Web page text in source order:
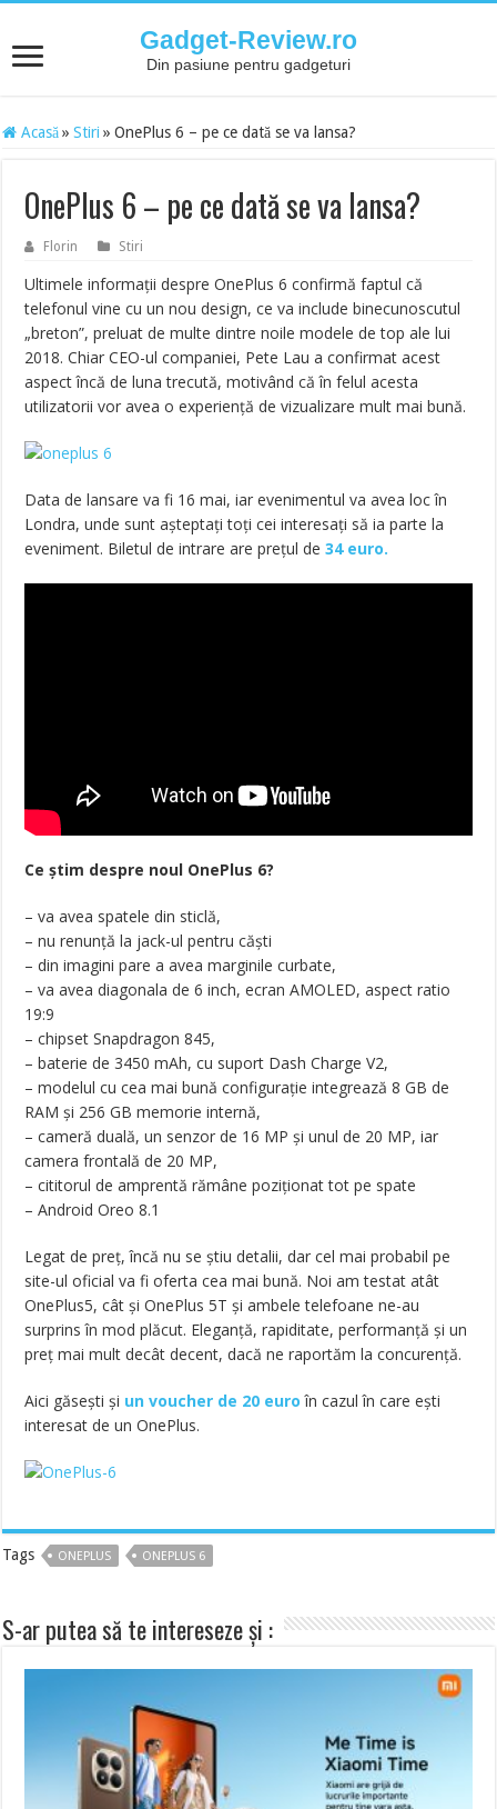
Gadget-Review.ro
Din pasiune pentru gadgeturi
Acasă » Stiri » OnePlus 6 – pe ce dată se va lansa?
OnePlus 6 – pe ce dată se va lansa?
Florin Stiri
Ultimele informații despre OnePlus 6 confirmă faptul că
telefonul vine cu un nou design, ce va include binecunoscutul
„breton”, preluat de multe dintre noile modele de top ale lui
2018. Chiar CEO-ul companiei, Pete Lau a confirmat acest
aspect încă de luna trecută, motivând că în felul acesta
utilizatorii vor avea o experiență de vizualizare mult mai bună.
Data de lansare va fi 16 mai, iar evenimentul va avea loc în
Londra, unde sunt așteptați toți cei interesați să ia parte la
eveniment. Biletul de intrare are prețul de34 euro.
Ce știm despre noul OnePlus 6?
– va avea spatele din sticlă,
– nu renunță la jack-ul pentru căști
– din imagini pare a avea marginile curbate,
– va avea diagonala de 6 inch, ecran AMOLED, aspect ratio
19:9
– chipset Snapdragon 845,
– baterie de 3450 mAh, cu suport Dash Charge V2,
– modelul cu cea mai bună configurație integrează 8 GB de
RAM și 256 GB memorie internă,
– cameră duală, un senzor de 16 MP și unul de 20 MP, iar
camera frontală de 20 MP,
– cititorul de amprentă rămâne poziționat tot pe spate
– Android Oreo 8.1
Legat de preț, încă nu se știu detalii, dar cel mai probabil pe
site-ul oficial va fi oferta cea mai bună. Noi am testat atât
OnePlus5, cât și OnePlus 5T și ambele telefoane ne-au
surprins în mod plăcut. Eleganță, rapiditate, performanță și un
preț mai mult decât decent, dacă ne raportăm la concurență.
Aici găsești și un voucher de 20 euro în cazul în care ești
interesat de un OnePlus.
Tags ONEPLUS ONEPLUS 6
S-ar putea să te intereseze și :